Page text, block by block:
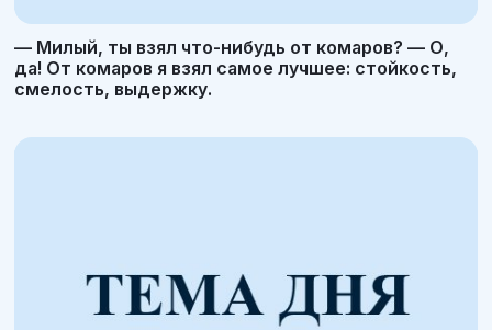
— Милый, ты взял что-нибудь от комаров? — О,
да! От комаров я взял самое лучшее: стойкость,
смелость, выдержку.